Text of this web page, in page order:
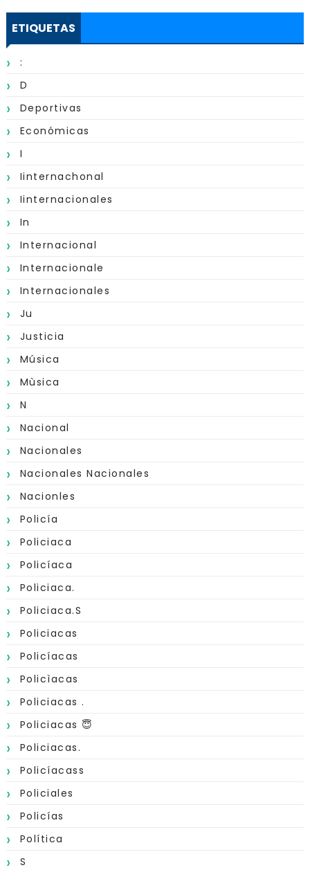
ETIQUETAS
:
D
Deportivas
Económicas
I
Iinternachonal
Iinternacionales
In
Internacional
Internacionale
Internacionales
Ju
Justicia
Música
Mùsica
N
Nacional
Nacionales
Nacionales Nacionales
Nacionles
Policía
Policiaca
Policíaca
Policiaca.
Policiaca.s
Policiacas
Policíacas
Policìacas
Policiacas .
Policiacas 😇
Policiacas.
Policíacass
Policiales
Policías
Política
S